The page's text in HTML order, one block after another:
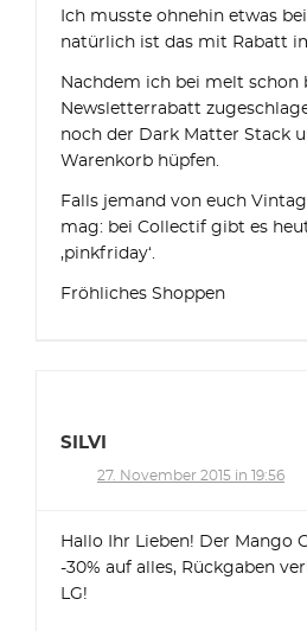
Ich musste ohnehin etwas
natürlich ist das mit Rabatt
Nachdem ich bei melt schon
Newsletterrabatt
noch der Dark Matter Stack
Warenkorb hüpfen.
Falls jemand von euch
mag: bei Collectif gibt es
‚pinkfriday‘.
Fröhliches Shoppen
SILVI
27. November 2015 in 19:56
Hallo Ihr Lieben! Der Mango
-30% auf alles, Rückgaben
LG!